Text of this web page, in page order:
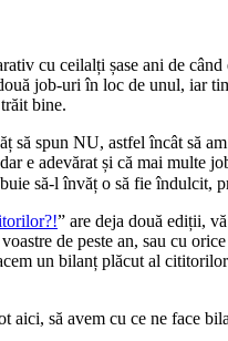
cu ceilalți șase ani de
job-uri în loc de unul, iar
bine.
să spun NU, astfel încât să
e adevărat și că mai multe
să-l învăț o să fie îndulcit,
” are deja două ediții,
de peste an, sau cu
un bilanț plăcut al
aici, să avem cu ce ne face